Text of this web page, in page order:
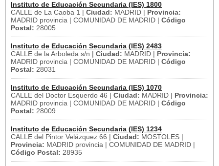
Instituto de Educación Secundaria (IES) 1800
CALLE de La Caoba 1 | Ciudad: MADRID | Provincia:
MADRID provincia | COMUNIDAD DE MADRID | Código
Postal: 28005
Instituto de Educación Secundaria (IES) 2483
CALLE de la Arboleda s/n | Ciudad: MADRID | Provincia:
MADRID provincia | COMUNIDAD DE MADRID | Código
Postal: 28031
Instituto de Educación Secundaria (IES) 1070
CALLE del Doctor Esquerdo 46 | Ciudad: MADRID | Provincia:
MADRID provincia | COMUNIDAD DE MADRID | Código
Postal: 28009
Instituto de Educación Secundaria (IES) 1234
CALLE del Pintor Velázquez 66 | Ciudad: MOSTOLES |
Provincia: MADRID provincia | COMUNIDAD DE MADRID |
Código Postal: 28935